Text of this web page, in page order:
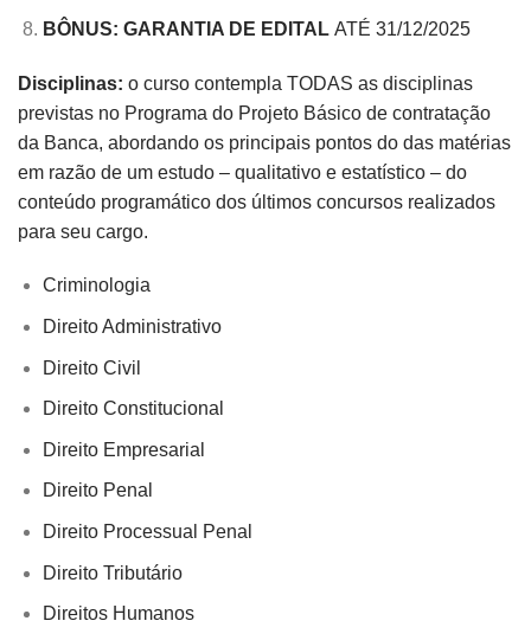
BÔNUS: GARANTIA DE EDITALATÉ 31/12/2025
Disciplinas: o curso contempla TODAS as disciplinas
previstas no Programa do Projeto Básico de contratação
da Banca, abordando os principais pontos do das matérias
em razão de um estudo – qualitativo e estatístico – do
conteúdo programático dos últimos concursos realizados
para seu cargo.
Criminologia
Direito Administrativo
Direito Civil
Direito Constitucional
Direito Empresarial
Direito Penal
Direito Processual Penal
Direito Tributário
Direitos Humanos